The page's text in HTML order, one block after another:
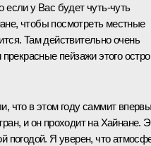
если у Вас будет чуть-чуть
чтобы посмотреть местные
Там действительно очень
пейзажи этого
что в этом году саммит
и он проходит на Хайнане.
погодой. Я уверен, что